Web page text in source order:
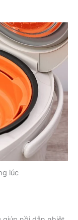
lúc